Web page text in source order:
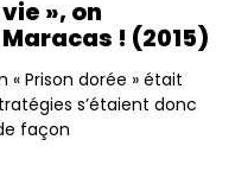
», on
! (2015)
« Prison dorée » était
s’étaient donc
façon